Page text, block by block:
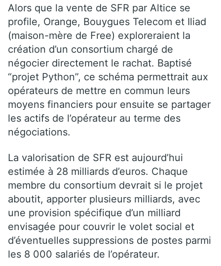
Alors que la vente de SFR par Altice se
profile, Orange, Bouygues Telecom et Iliad
(maison-mère de Free) exploreraient la
création d’un consortium chargé de
négocier directement le rachat. Baptisé
“projet Python”, ce schéma permettrait aux
opérateurs de mettre en commun leurs
moyens financiers pour ensuite se partager
les actifs de l’opérateur au terme des
négociations.
La valorisation de SFR est aujourd’hui
estimée à 28 milliards d’euros. Chaque
membre du consortium devrait si le projet
aboutit, apporter plusieurs milliards, avec
une provision spécifique d’un milliard
envisagée pour couvrir le volet social et
d’éventuelles suppressions de postes parmi
les 8 000 salariés de l’opérateur.